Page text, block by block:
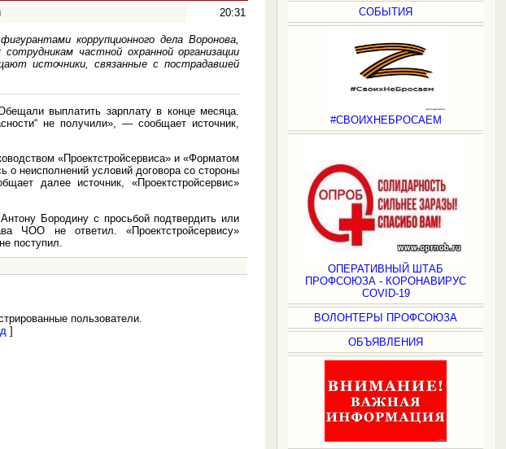
СОБЫТИЯ
#СВОИХНЕБРОСАЕМ
ОПЕРАТИВНЫЙ ШТАБ
ПРОФСОЮЗА - КОРОНАВИРУС
COVID-19
ВОЛОНТЕРЫ ПРОФСОЮЗА
ОБЪЯВЛЕНИЯ
20:31
коррупционного дела Воронова,
частной охранной организации
источники, связанные с пострадавшей
выплатить зарплату в конце месяца.
не получили», — сообщает источник,
«Проектстройсервиса» и «Форматом
о неисполнений условий договора со стороны
далее источник, «Проектстройсервис»
Бородину с просьбой подтвердить или
ЧОО не ответил. «Проектстройсервису»
поступил.
пользователи.
]